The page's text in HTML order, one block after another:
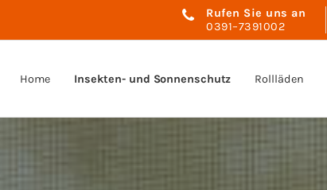
Rufen Sie uns an
0391–7391002
Home Insekten- und Sonnenschutz Rollläden